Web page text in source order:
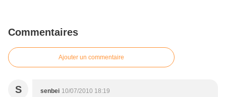
Commentaires
Ajouter un commentaire
S senbei 10/07/2010 18:19